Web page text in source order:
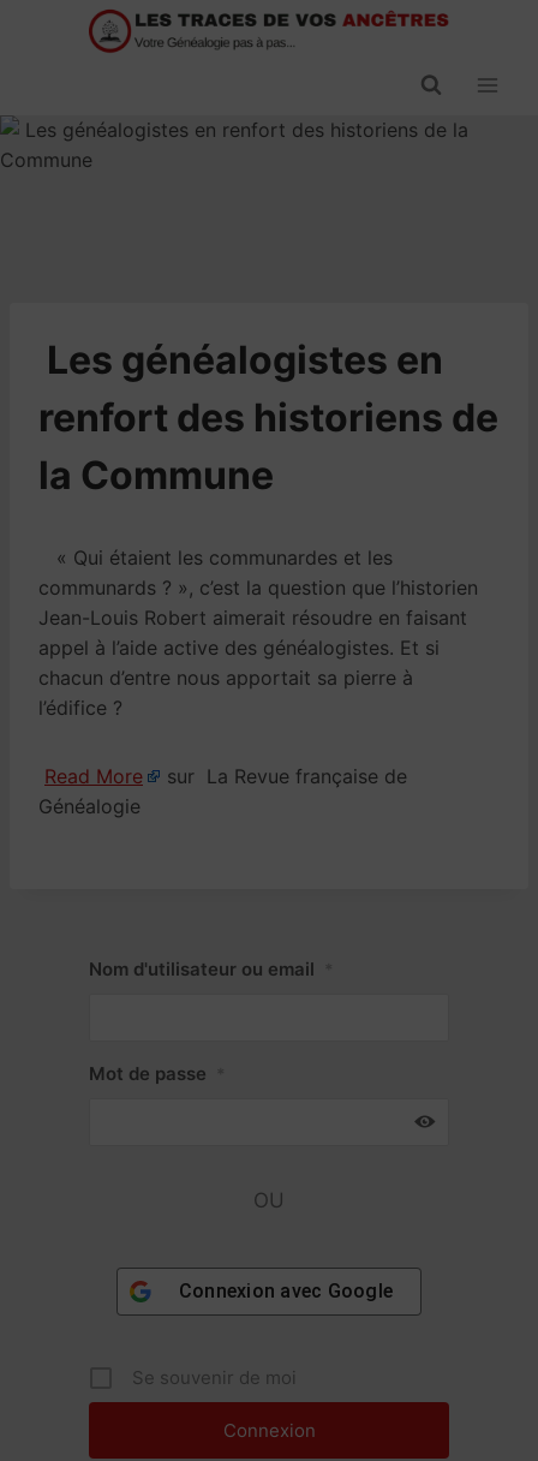
​Les généalogistes en
renfort des historiens de
la Commune
« Qui étaient les communardes et les
communards ? », c’est la question que l’historien
Jean-Louis Robert aimerait résoudre en faisant
appel à l’aide active des généalogistes. Et si
chacun d’entre nous apportait sa pierre à
l’édifice ?
Read More
sur La Revue française de
Généalogie
Nom d'utilisateur ou email
Mot de passe
OU
Connexion avec Google
Se souvenir de moi